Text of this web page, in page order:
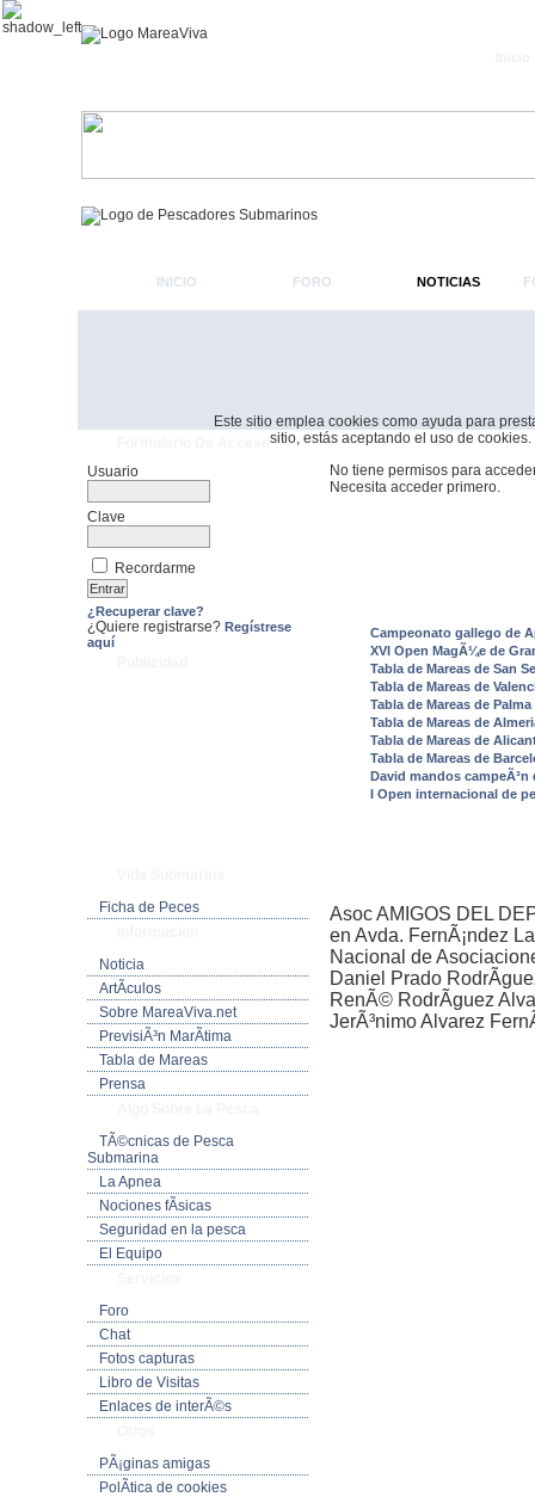
Este sitio emplea cookies como ayuda para
sitio, estás aceptando el uso de cookies.
INICIO FORO NOTICIAS
Usuario
Clave
Recordarme
¿Recuperar clave?
¿Quiere registrarse? Regístrese
aquí
Ficha de Peces
Noticia
ArtÃ­culos
Sobre MareaViva.net
PrevisiÃ³n MarÃ­tima
Tabla de Mareas
Prensa
TÃ©cnicas de Pesca
Submarina
La Apnea
Nociones fÃ­sicas
Seguridad en la pesca
El Equipo
Foro
Chat
Fotos capturas
Libro de Visitas
Enlaces de interÃ©s
PÃ¡ginas amigas
PolÃ­tica de cookies
No tiene permisos para
Necesita acceder primero.
Campeonato gallego de
XVI Open MagÃ¼e de
Tabla de Mareas de San
Tabla de Mareas de
Tabla de Mareas de
Tabla de Mareas de
Tabla de Mareas de
Tabla de Mareas de
David mandos campeÃ³n
I Open internacional de
Asoc AMIGOS DEL
en Avda. FernÃ¡ndez
Nacional de
Daniel Prado
RenÃ© RodrÃ­guez
JerÃ³nimo Alvarez